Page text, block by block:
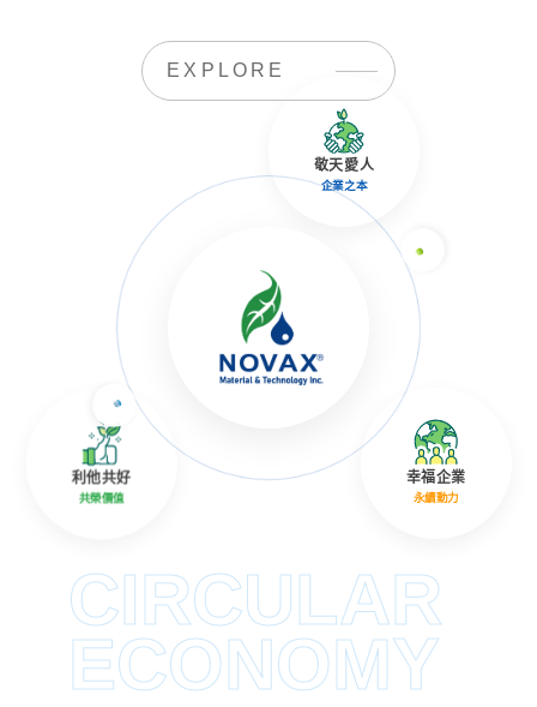
EXPLORE
敬天愛人
企業之本
利他共好
共榮價值
幸福企業
永續動力
CIRCULAR
ECONOMY